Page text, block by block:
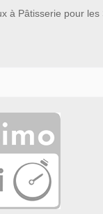
à Pâtisserie pour